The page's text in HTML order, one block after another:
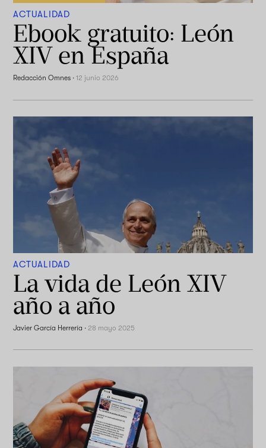
ACTUALIDAD
Ebook gratuito: León
XIV en España
Redacción Omnes ·12 junio 2026
ACTUALIDAD
La vida de León XIV
año a año
Javier García Herrería · 28 mayo 2025